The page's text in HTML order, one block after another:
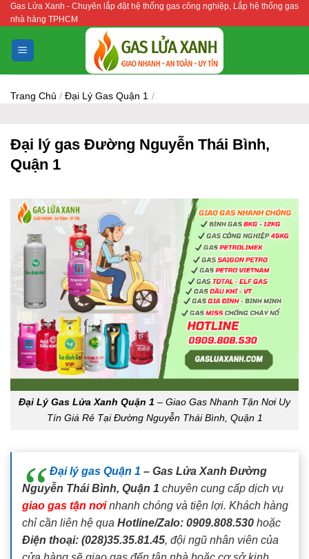
Bỏ
qua
nội
dung
Gas Lửa Xanh - Chuyên lắp đặt hệ thống gas công nghiệp, Lắp hệ thống gas
nhà hàng TPHCM
Trang Chủ / Đại Lý Gas Quận 1 /
Đại lý gas Đường Nguyễn Thái Bình,
Quận 1
Đại Lý Gas Lửa Xanh Quận 1 – Giao Gas Nhanh Tận Nơi Uy
Tín Giá Rẻ Tại Đường Nguyễn Thái Bình, Quận 1
Đại lý gas Quận 1 – Gas Lửa Xanh Đường
Nguyễn Thái Bình, Quận 1 chuyên cung cấp dịch vụ
giao gas tận nơinhanh chóng và tiện lợi. Khách hàng
chỉ cần liên hệ qua Hotline/Zalo: 0909.808.530 hoặc
Điện thoại: (028)35.35.81.45, đội ngũ nhân viên của